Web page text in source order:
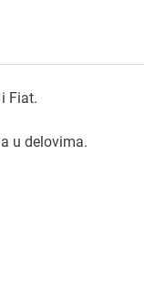
Fiat.
u delovima.